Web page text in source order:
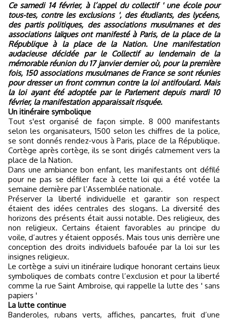
Ce samedi 14 février, à l’appel du collectif ' une école pour
tous-tes, contre les exclusions ', des étudiants, des lycéens,
des partis politiques, des associations musulmanes et des
associations laïques ont manifesté à Paris, de la place de la
République à la place de la Nation. Une manifestation
audacieuse décidée par le Collectif au lendemain de la
mémorable réunion du 17 janvier dernier où, pour la première
fois, 150 associations musulmanes de France se sont réunies
pour dresser un front commun contre la loi antifoulard. Mais
la loi ayant été adoptée par le Parlement depuis mardi 10
février, la manifestation apparaissait risquée.
Un itinéraire symbolique
Tout s'est organisé de façon simple. 8 000 manifestants
selon les organisateurs, 1500 selon les chiffres de la police,
se sont donnés rendez-vous à Paris, place de la République.
Cortège après cortège, ils se sont dirigés calmement vers la
place de la Nation.
Dans une ambiance bon enfant, les manifestants ont défilé
pour ne pas se défiler face à cette loi qui a été votée la
semaine dernière par l’Assemblée nationale.
Préserver la liberté individuelle et garantir son respect
étaient des idées centrales des slogans. La diversité des
horizons des présents était aussi notable. Des religieux, des
non religieux. Certains étaient favorables au principe du
voile, d’autres y étaient opposés. Mais tous unis derrière une
conception des droits individuels bafouée par la loi sur les
insignes religieux.
Le cortège a suivi un itinéraire ludique honorant certains lieux
symboliques de combats contre l’exclusion et pour la liberté
comme la rue Saint Ambroise, qui rappelle la lutte des ' sans
papiers '
La lutte continue
Banderoles, rubans verts, affiches, pancartes, fruit d’une